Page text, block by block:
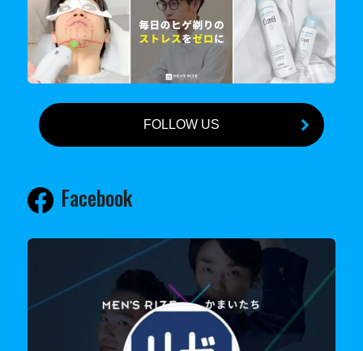
FOLLOW US
Facebook